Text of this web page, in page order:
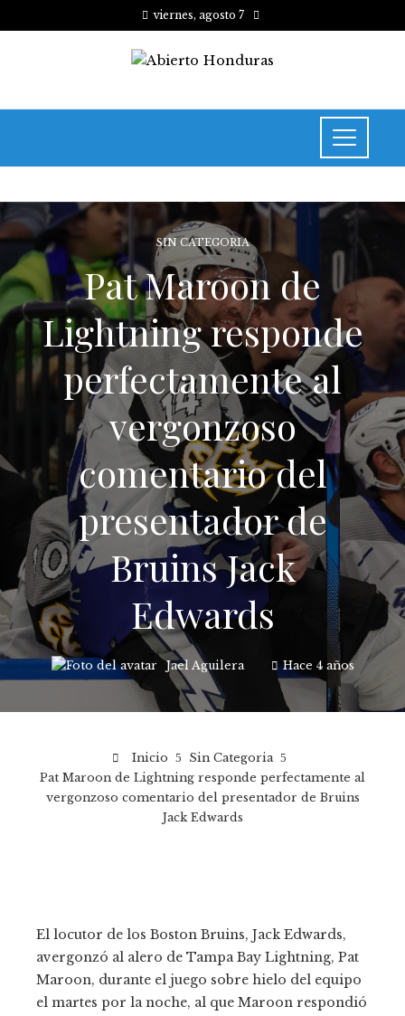
viernes, agosto 7
SIN CATEGORIA
Pat Maroon de
Lightning responde
perfectamente al
vergonzoso
comentario del
presentador de
Bruins Jack
Edwards
Jael Aguilera Hace 4 años
Inicio
Sin Categoria
Pat Maroon de Lightning responde perfectamente al
vergonzoso comentario del presentador de Bruins
Jack Edwards
El locutor de los Boston Bruins, Jack Edwards,
avergonzó al alero de Tampa Bay Lightning, Pat
Maroon, durante el juego sobre hielo del equipo
el martes por la noche, al que Maroon respondió